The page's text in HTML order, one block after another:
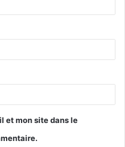
et mon site dans le